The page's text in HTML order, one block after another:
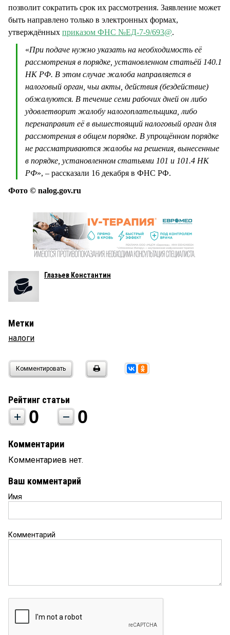
позволит сократить срок их рассмотрения. Заявление может
быть направлено только в электронных формах,
утверждённых приказом ФНС №ЕД-7-9/693@.
«При подаче нужно указать на необходимость её
рассмотрения в порядке, установленном статьёй 140.1
НК РФ. В этом случае жалоба направляется в
налоговый орган, чьи акты, действия (бездействие)
обжалуются. В течение семи рабочих дней он либо
удовлетворит жалобу налогоплательщика, либо
перенаправит её в вышестоящий налоговый орган для
рассмотрения в общем порядке. В упрощённом порядке
не рассматриваются жалобы на решения, вынесенные
в порядке, установленном статьями 101 и 101.4 НК
РФ», – рассказали 16 декабря в ФНС РФ.
Фото © nalog.gov.ru
Глазьев Константин
Метки
налоги
Комментировать
Рейтинг статьи
0 0
Комментарии
Комментариев нет.
Ваш комментарий
Имя
Комментарий